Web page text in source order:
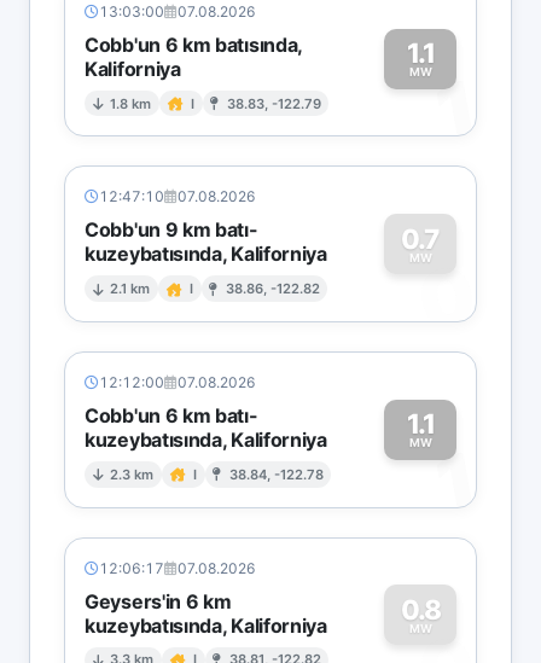
13:03:00 07.08.2026
Cobb'un 6 km batısında,
Kaliforniya
1.8 km I 38.83, -122.79
1.1
MW1
12:47:10 07.08.2026
Cobb'un 9 km batı-
kuzeybatısında, Kaliforniya
2.1 km I 38.86, -122.82
0.7
MW
0
12:12:00 07.08.2026
Cobb'un 6 km batı-
kuzeybatısında, Kaliforniya
2.3 km I 38.84, -122.78
1.1
MW1
12:06:17 07.08.2026
Geysers'in 6 km
kuzeybatısında, Kaliforniya
0.8
MW